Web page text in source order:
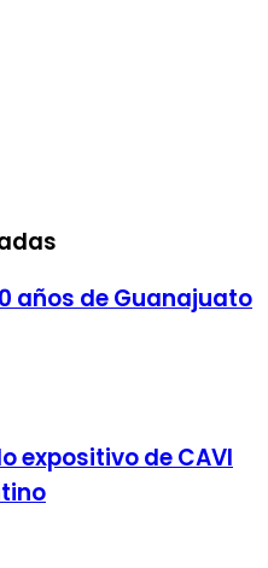
años de Guanajuato
expositivo de CAVI